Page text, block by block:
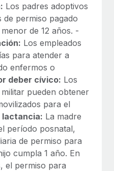
Los padres adoptivos
de permiso pagado
de 12 años. -
Los empleados
para atender a
enfermos o
deber cívico: Los
pueden obtener
para el
lactancia: La madre
período posnatal,
de permiso para
cumpla 1 año. En
el permiso para